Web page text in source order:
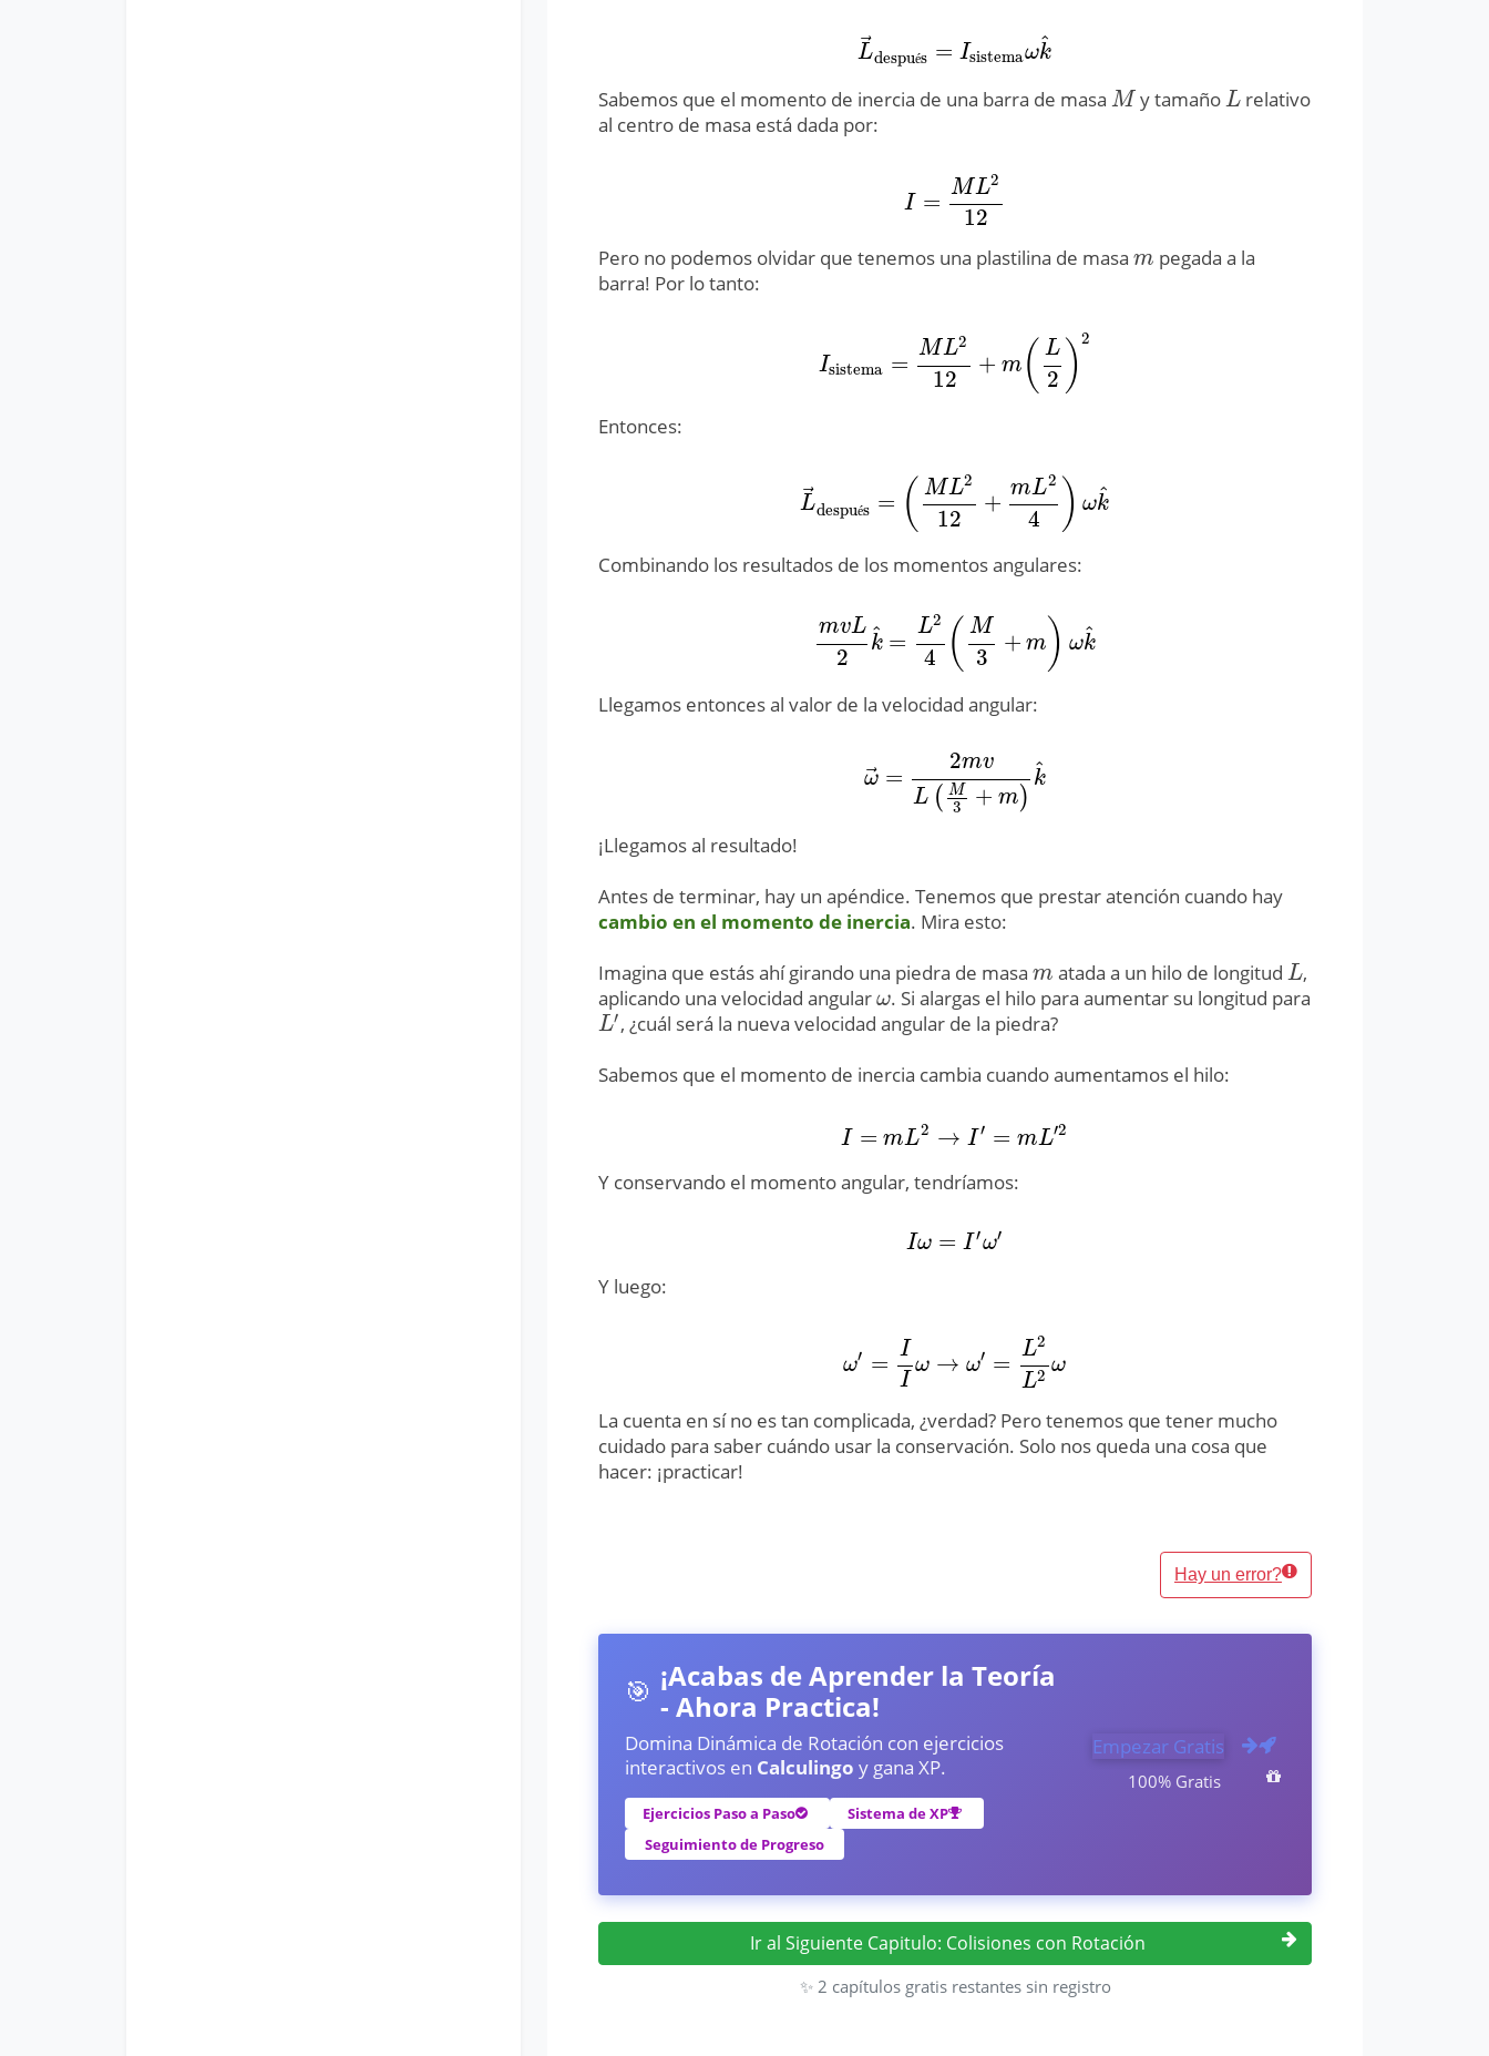
Ldespués = Isistemaωk
^
L→después=Isistemaω
Sabemos que el momento de inercia de una barra de masa M
M y tamañoL
L relativo
al centro de masa está dada por:
I =
ML2
12
=ML212
Pero no podemos olvidar que tenemos una plastilina de masa m
m pegada a la
barra! Por lo tanto:
Isistema =
ML2
12
+ m ( L
2 ) 2
Isistema=ML212+m( L 2)2
Entonces:
L⃗
después = ( ML2
12
+
mL2
4 ) ωk
^
L→después =(ML212+ mL24) ω k^
Combinando los resultados de los momentos angulares:
mvL
2
k
^ =
L2
4 ( M
3
+ m ) ωk
^
mvL 2k ^=L2 4 M3+ m )ωk ^
Llegamos entonces al valor de la velocidad angular:
ω⃗ =
2mv
L ( M
3 + m )
k
^
ω →= 2mvL(M3+m)k^
¡Llegamos al resultado!
Antes de terminar, hay un apéndice. Tenemos que prestar atención cuando hay
cambio en el momento de inercia. Mira esto:
Imagina que estás ahí girando una piedra de masa m
m atada a un hilo de longitudL
L ,
aplicando una velocidad angular ω
ω. Si alargas el hilo para aumentar su longitud para
L′
L′ , ¿cuál será la nueva velocidad angular de la piedra?
Sabemos que el momento de inercia cambia cuando aumentamos el hilo:
I = mL2 → I ′ = mL′2
I=mL 2→ ′=mL′ 2
Y conservando el momento angular, tendríamos:
Iω = I ′ω′
Iω= ′ω′
Y luego:
ω′ =
I
I
ω → ω′ =
L2
L2 ω
ω =IIω →ω ′=L 2L 2ω
La cuenta en sí no es tan complicada, ¿verdad? Pero tenemos que tener mucho
cuidado para saber cuándo usar la conservación. Solo nos queda una cosa que
hacer: ¡practicar!
Hay un error?
🎯 ¡Acabas de Aprender la Teoría
- Ahora Practica!
Domina Dinámica de Rotación con ejercicios
interactivos en Calculingo y gana XP.
Ejercicios Paso a Paso
Sistema de XP
Seguimiento de Progreso
Empezar Gratis
100% Gratis
Ir al Siguiente Capitulo: Colisiones con Rotación
✨ 2 capítulos gratis restantes sin registro